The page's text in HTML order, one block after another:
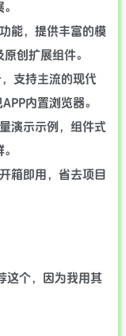
能，提供丰富的模
创扩展组件。
支持主流的现代
内置浏览器。
演示示例，组件式
箱即用，省去项目
这个，因为我用其